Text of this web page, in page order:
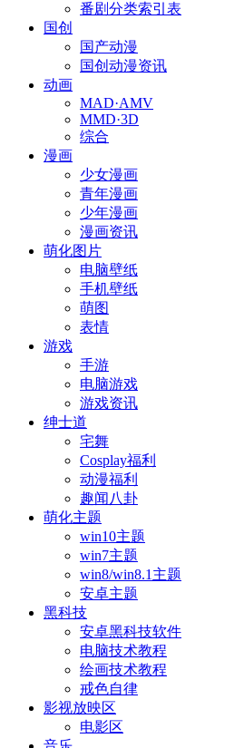
番剧分类索引表
国创
国产动漫
国创动漫资讯
动画
MAD·AMV
MMD·3D
综合
漫画
少女漫画
青年漫画
少年漫画
漫画资讯
萌化图片
电脑壁纸
手机壁纸
萌图
表情
游戏
手游
电脑游戏
游戏资讯
绅士道
宅舞
Cosplay福利
动漫福利
趣闻八卦
萌化主题
win10主题
win7主题
win8/win8.1主题
安卓主题
黑科技
安卓黑科技软件
电脑技术教程
绘画技术教程
戒色自律
影视放映区
电影区